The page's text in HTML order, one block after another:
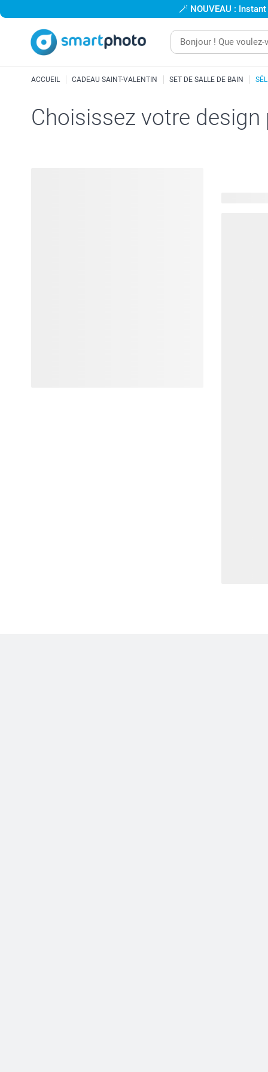
🪄 NOUVEAU :
ACCUEIL CADEAU SAINT-VALENTIN SET DE SALLE DE BAIN
Choisissez votre